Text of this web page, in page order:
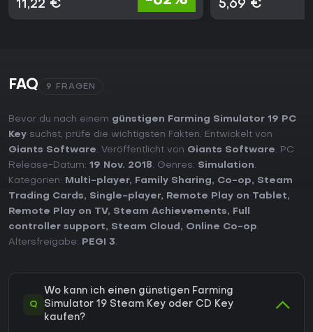
11,22 € 5,69 €
FAQ 9 FRAGEN
Bevor du nach einem günstigen Farming Simulator 19 PC
Key suchst, prüfe die wichtigsten Fakten. Entwickelt von
Giants Software. Veröffentlicht von Giants Software. PC
Release-Datum: 19 Nov. 2018. Genres: Simulation.
Kategorien:
Multi-player, Family Sharing, Co-op, Steam
Trading Cards, Single-player, Remote Play on Tablet,
Remote Play on TV, Steam Achievements,
Full
controller support, Steam Cloud , Online Co-op.
Altersfreigabe:
PEGI 3.
Q
Wo kann ich einen günstigen Farming
Simulator 19 Steam Key oder CD Key
kaufen?